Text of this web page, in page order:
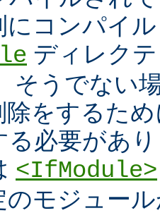
にコンパイ
ディレク
そうでない
除をするた
る必要があ
<IfModule>
のモジュー